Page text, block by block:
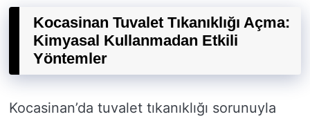
Kocasinan Tuvalet Tıkanıklığı Açma:
Kimyasal Kullanmadan Etkili
Yöntemler
Kocasinan’da tuvalet tıkanıklığı sorunuyla